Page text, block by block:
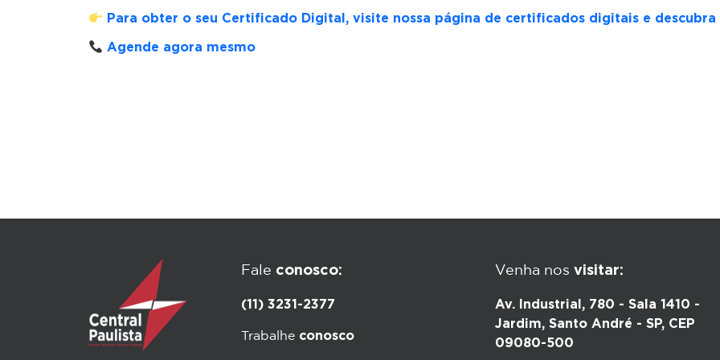
Para obter o seu Certificado Digital, visite nossa página de certificados digitais e
Agende agora mesmo
Fale conosco:
(11) 3231-2377
Trabalhe conosco
Venha nosvisitar:
Av. Industrial, 780 - Sala 1410 -
Jardim, Santo André - SP, CEP
09080-500